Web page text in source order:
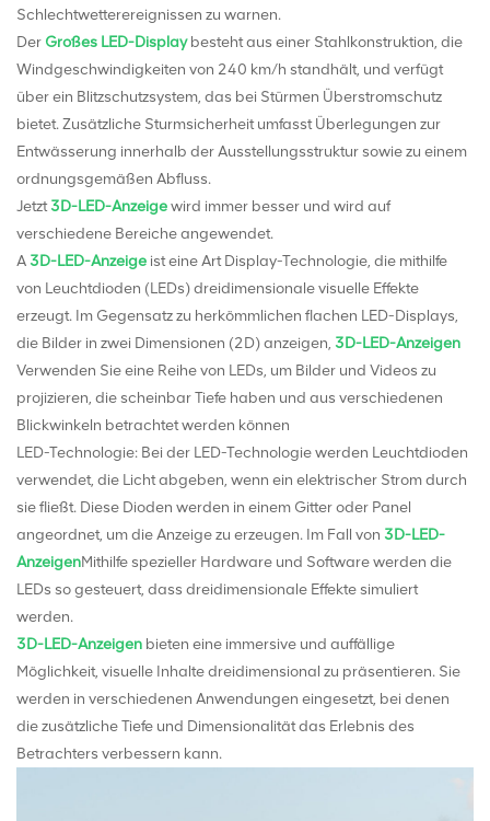
Schlechtwetterereignissen zu warnen.
Der Großes LED-Displaybesteht aus einer Stahlkonstruktion, die
Windgeschwindigkeiten von 240 km/h standhält, und verfügt
über ein Blitzschutzsystem, das bei Stürmen Überstromschutz
bietet. Zusätzliche Sturmsicherheit umfasst Überlegungen zur
Entwässerung innerhalb der Ausstellungsstruktur sowie zu einem
ordnungsgemäßen Abfluss.
Jetzt3D-LED-Anzeigewird immer besser und wird auf
verschiedene Bereiche angewendet.
A 3D-LED-Anzeige ist eine Art Display-Technologie, die mithilfe
von Leuchtdioden (LEDs) dreidimensionale visuelle Effekte
erzeugt. Im Gegensatz zu herkömmlichen flachen LED-Displays,
die Bilder in zwei Dimensionen (2D) anzeigen, 3D-LED-Anzeigen
Verwenden Sie eine Reihe von LEDs, um Bilder und Videos zu
projizieren, die scheinbar Tiefe haben und aus verschiedenen
Blickwinkeln betrachtet werden können
LED-Technologie: Bei der LED-Technologie werden Leuchtdioden
verwendet, die Licht abgeben, wenn ein elektrischer Strom durch
sie fließt. Diese Dioden werden in einem Gitter oder Panel
angeordnet, um die Anzeige zu erzeugen. Im Fall von 3D-LED-
AnzeigenMithilfe spezieller Hardware und Software werden die
LEDs so gesteuert, dass dreidimensionale Effekte simuliert
werden.
3D-LED-Anzeigen bieten eine immersive und auffällige
Möglichkeit, visuelle Inhalte dreidimensional zu präsentieren. Sie
werden in verschiedenen Anwendungen eingesetzt, bei denen
die zusätzliche Tiefe und Dimensionalität das Erlebnis des
Betrachters verbessern kann.